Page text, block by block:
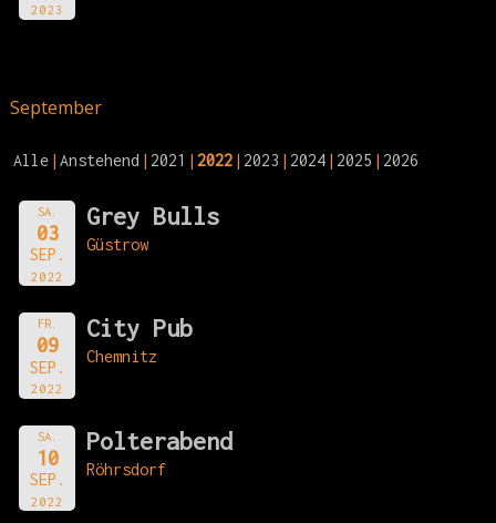
2023
September
Alle Anstehend 2021 2022 2023 2024 2025 2026
SA.
03
SEP.
2022
Grey Bulls
Güstrow
FR.
09
SEP.
2022
City Pub
Chemnitz
SA.
10
SEP.
2022
Polterabend
Röhrsdorf